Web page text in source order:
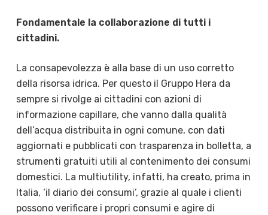
Fondamentale la collaborazione di tutti i
cittadini.
La consapevolezza è alla base di un uso corretto
della risorsa idrica. Per questo il Gruppo Hera da
sempre si rivolge ai cittadini con azioni di
informazione capillare, che vanno dalla qualità
dell’acqua distribuita in ogni comune, con dati
aggiornati e pubblicati con trasparenza in bolletta, a
strumenti gratuiti utili al contenimento dei consumi
domestici. La multiutility, infatti, ha creato, prima in
Italia, ‘il diario dei consumi’, grazie al quale i clienti
possono verificare i propri consumi e agire di